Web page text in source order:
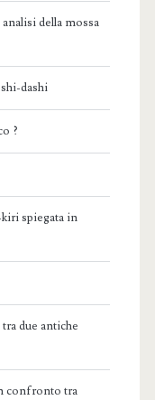
della mossa
dashi
?
spiegata in
due antiche
confronto tra